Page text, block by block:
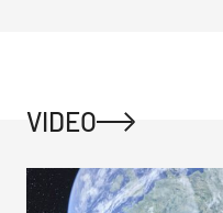
VIDEO